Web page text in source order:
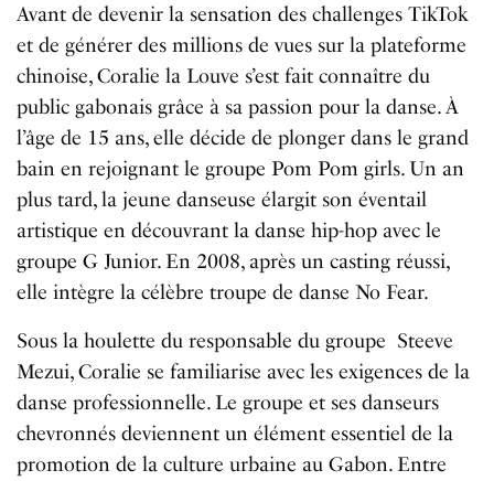
Avant de devenir la sensation des challenges TikTok
et de générer des millions de vues sur la plateforme
chinoise, Coralie la Louve s’est fait connaître du
public gabonais grâce à sa passion pour la danse. À
l’âge de 15 ans, elle décide de plonger dans le grand
bain en rejoignant le groupe Pom Pom girls. Un an
plus tard, la jeune danseuse élargit son éventail
artistique en découvrant la danse hip-hop avec le
groupe G Junior. En 2008, après un casting réussi,
elle intègre la célèbre troupe de danse No Fear.
Sous la houlette du responsable du groupe Steeve
Mezui, Coralie se familiarise avec les exigences de la
danse professionnelle. Le groupe et ses danseurs
chevronnés deviennent un élément essentiel de la
promotion de la culture urbaine au Gabon. Entre